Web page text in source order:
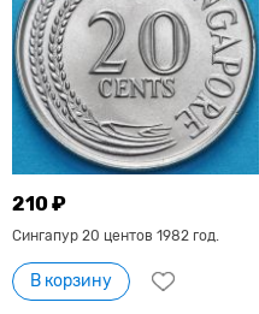
210 ₽
Сингапур 20 центов 1982 год.
В корзину